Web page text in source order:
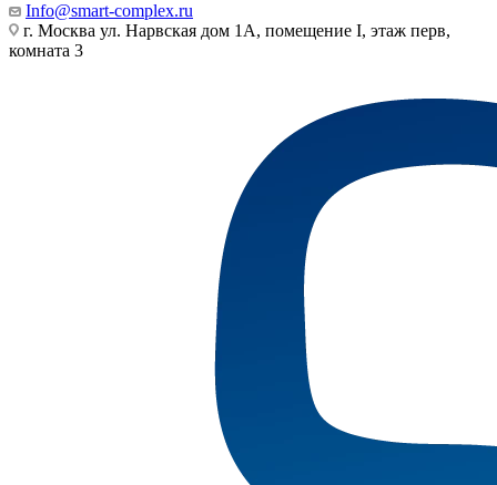
Info@smart-complex.ru
г. Москва ул. Нарвская дом 1А, помещение I, этаж перв,
комната 3